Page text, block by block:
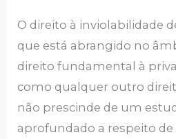
O direito à inviolabilidade
que está abrangido no
direito fundamental à
como qualquer outro
não prescinde de um
aprofundado a respeito